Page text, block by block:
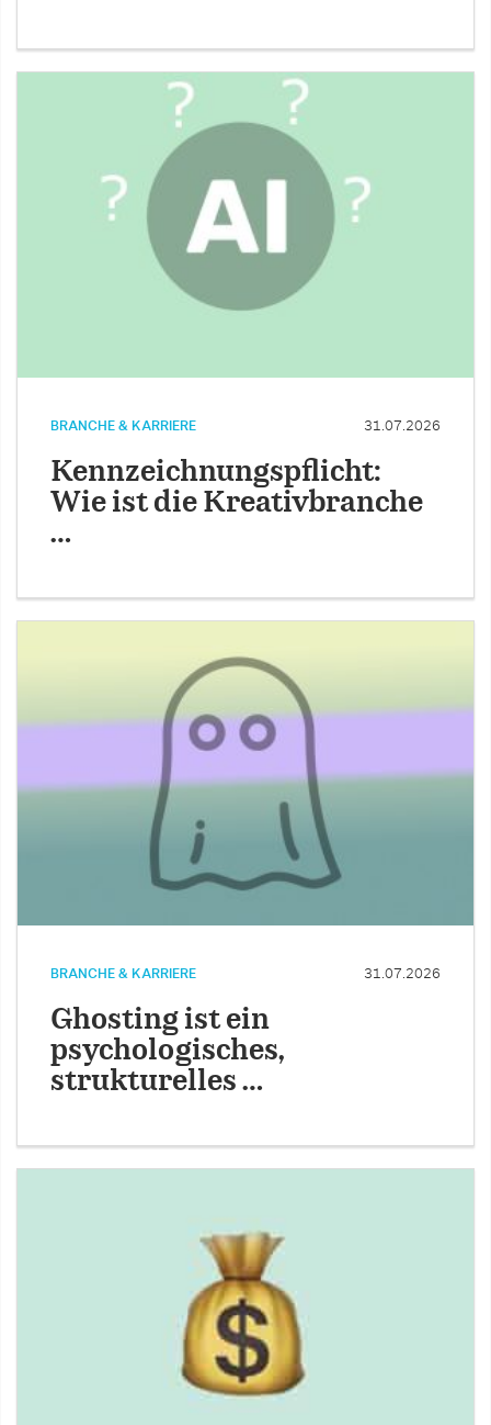
BRANCHE & KARRIERE 31.07.2026
Kennzeichnungspflicht:
Wie ist die Kreativbranche
…
BRANCHE & KARRIERE 31.07.2026
Ghosting ist ein
psychologisches,
strukturelles …